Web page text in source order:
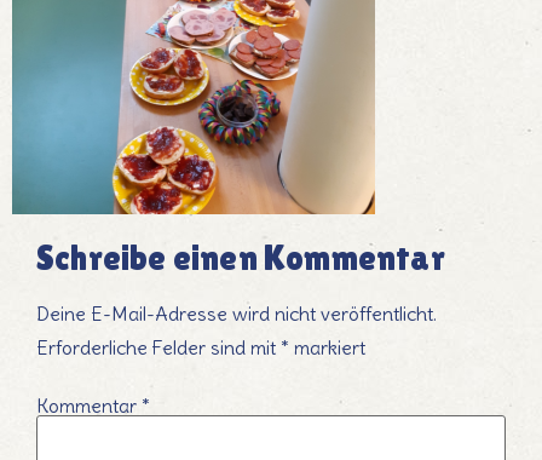
Schreibe einen Kommentar
Deine E-Mail-Adresse wird nicht veröffentlicht.
Erforderliche Felder sind mit * markiert
Kommentar *